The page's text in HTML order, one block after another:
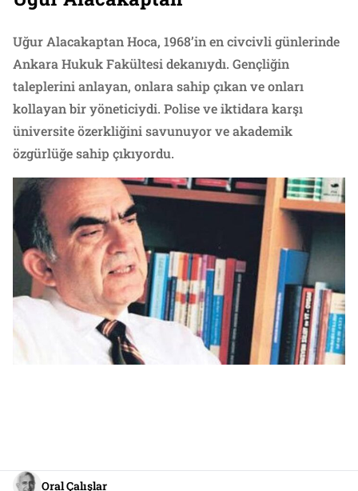
Uğur Alacakaptan Hoca, 1968’in en civcivli günlerinde
Ankara Hukuk Fakültesi dekanıydı. Gençliğin
taleplerini anlayan, onlara sahip çıkan ve onları
kollayan bir yöneticiydi. Polise ve iktidara karşı
üniversite özerkliğini savunuyor ve akademik
özgürlüğe sahip çıkıyordu.
Oral Çalışlar